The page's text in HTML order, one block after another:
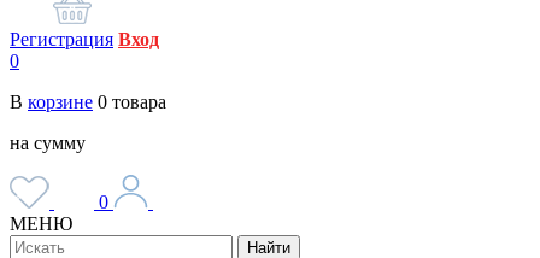
Регистрация Вход
0
В корзине 0 товара
на сумму
0
МЕНЮ
Найти